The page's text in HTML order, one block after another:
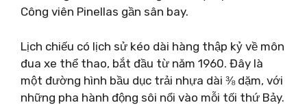
Công viên Pinellas gần sân bay.
Lịch chiếu có lịch sử kéo dài hàng thập kỷ về môn
đua xe thể thao, bắt đầu từ năm 1960. Đây là
một đường hình bầu dục trải nhựa dài ⅜ dặm, với
những pha hành động sôi nổi vào mỗi tối thứ Bảy.